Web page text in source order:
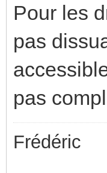
Pour les
pas
pas
Frédéric